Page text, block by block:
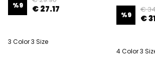
%9 € 27.17
3 Color 3 Size
%9
€
€
4 Color 3